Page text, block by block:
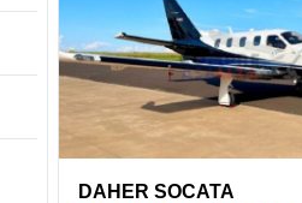
DAHER SOCATA